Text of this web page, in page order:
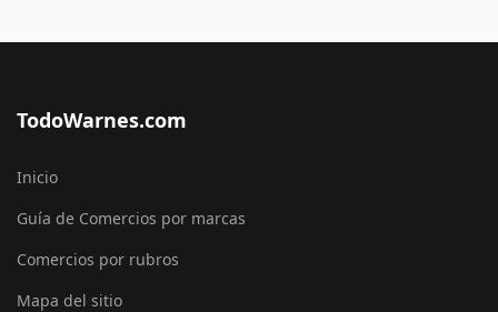
TodoWarnes.com
Inicio
Guía de Comercios por marcas
Comercios por rubros
Mapa del sitio